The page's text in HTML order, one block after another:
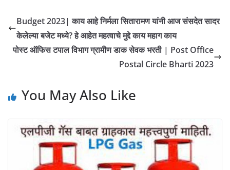
Budget 2023| काय आहे निर्मला सितारामण यांनी आज संसदेत सादर
केलेल्या बजेट मध्ये? हे आहेत महत्वाचे मुद्दे काय महाग काय
पोस्ट ऑफिस टपाल विभाग ग्रामीण डाक सेवक भरती | Post Office
Postal Circle Bharti 2023
You May Also Like